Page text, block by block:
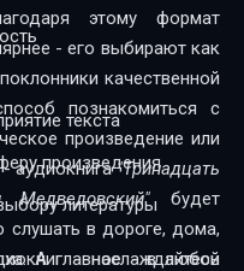
этому формат
- его выбирают как
качественной
произведение или
- аудиокнига"Тринадцать
будет
в дороге, дома,
А главное - в любой
текста
произведения
литературы
- наслаждайтесь